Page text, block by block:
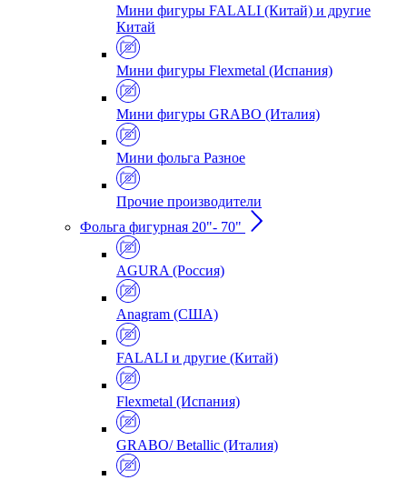
Мини фигуры FALALI (Китай) и другие
Китай
Мини фигуры Flexmetal (Испания)
Мини фигуры GRABO (Италия)
Мини фольга Разное
Прочие производители
Фольга фигурная 20"- 70"
AGURA (Россия)
Anagram (США)
FALALI и другие (Китай)
Flexmetal (Испания)
GRABO/ Betallic (Италия)